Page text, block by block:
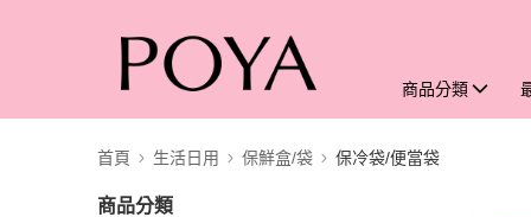
商品分類
首頁 生活日用 保鮮盒/袋 保冷袋/便當袋
商品分類